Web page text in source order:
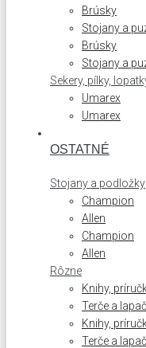
Brúsky
Stojany a
Brúsky
Stojany a
Sekery, pílky,
Umarex
Umarex
OSTATNÉ
Stojany a podložky
Champion
Allen
Champion
Allen
Rôzne
Knihy,
Terče a
Knihy,
Terče a